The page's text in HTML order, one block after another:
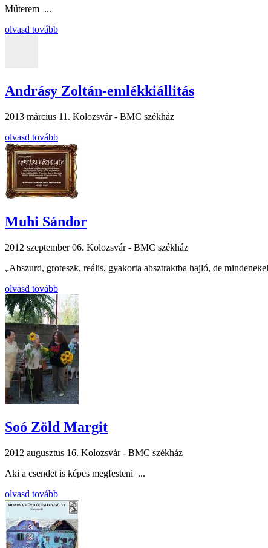
Műterem ...
olvasd tovább
Andrásy Zoltán-emlékkiállitás
2013 március 11. Kolozsvár - BMC székház
olvasd tovább
Muhi Sándor
2012 szeptember 06. Kolozsvár - BMC székház
„Abszurd, groteszk, reális, gyakorta absztraktba hajló, de
olvasd tovább
Soó Zöld Margit
2012 augusztus 16. Kolozsvár - BMC székház
Aki a csendet is képes megfesteni ...
olvasd tovább